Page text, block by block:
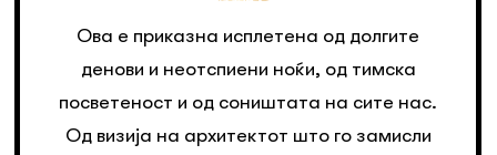
Ова е приказна исплетена од долгите
денови и неотспиени ноќи, од тимска
посветеност и од соништата на сите нас.
Од визија на архитектот што го замисли